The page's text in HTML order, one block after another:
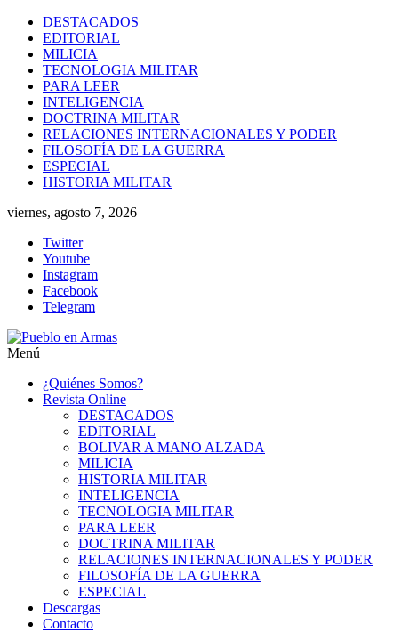
Saltar
contenido
DESTACADOS
EDITORIAL
MILICIA
TECNOLOGIA MILITAR
PARA LEER
INTELIGENCIA
DOCTRINA MILITAR
RELACIONES INTERNACIONALES Y PODER
FILOSOFÍA DE LA GUERRA
ESPECIAL
HISTORIA MILITAR
viernes, agosto 7, 2026
Twitter
Youtube
Instagram
Facebook
Telegram
Armas
Menú
¿Quiénes Somos?
Revista Online
DESTACADOS
EDITORIAL
BOLIVAR A MANO ALZADA
MILICIA
HISTORIA MILITAR
INTELIGENCIA
TECNOLOGIA MILITAR
PARA LEER
DOCTRINA MILITAR
RELACIONES INTERNACIONALES Y PODER
FILOSOFÍA DE LA GUERRA
ESPECIAL
Descargas
Contacto